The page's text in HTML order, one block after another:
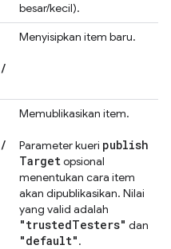
besar/kecil).
/
Menyisipkan item baru.
/
Memublikasikan item.
Parameter kueri publish
Targetopsional
menentukan cara item
akan dipublikasikan. Nilai
yang valid adalah
"trustedTesters" dan
"default".